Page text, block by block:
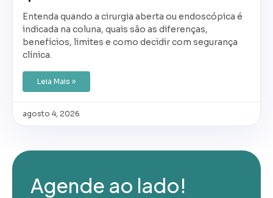
Entenda quando a cirurgia aberta ou endoscópica é
indicada na coluna, quais são as diferenças,
benefícios, limites e como decidir com segurança
clínica.
Leia Mais »
agosto 4, 2026
Agende ao lado!